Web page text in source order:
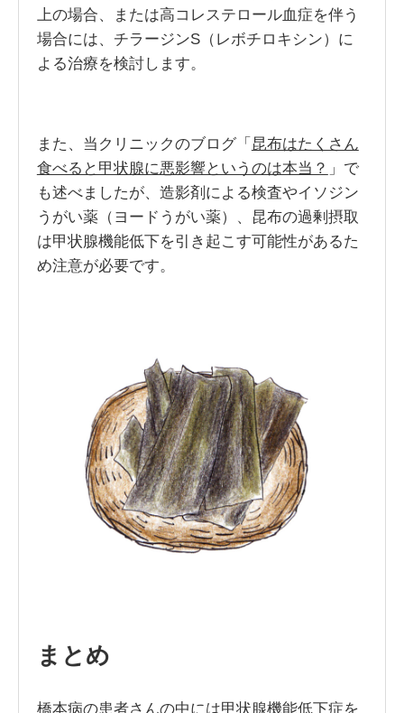
上の場合、または高コレステロール血症を伴う
場合には、チラージンS（レボチロキシン）に
よる治療を検討します。
また、当クリニックのブログ「昆布はたくさん
食べると甲状腺に悪影響というのは本当？ 」で
も述べましたが、造影剤による検査やイソジン
うがい薬（ヨードうがい薬）、昆布の過剰摂取
は甲状腺機能低下を引き起こす可能性があるた
め注意が必要です。
まとめ
橋本病の患者さんの中には甲状腺機能低下症を